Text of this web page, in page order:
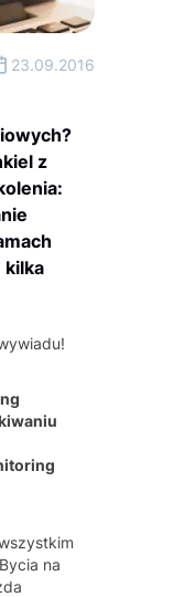
z
kilka
23.09.2016
na